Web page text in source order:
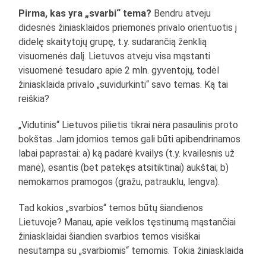
Pirma, kas yra „svarbi“ tema? Bendru atveju
didesnės žiniasklaidos priemonės privalo orientuotis į
didelę skaitytojų grupę, t.y. sudarančią ženklią
visuomenės dalį. Lietuvos atveju visa mąstanti
visuomenė tesudaro apie 2 mln. gyventojų, todėl
žiniasklaida privalo „suvidurkinti“ savo temas. Ką tai
reiškia?
„Vidutinis“ Lietuvos pilietis tikrai nėra pasaulinis proto
bokštas. Jam įdomios temos gali būti apibendrinamos
labai paprastai: a) ką padarė kvailys (t.y. kvailesnis už
manė), esantis (bet patekęs atsitiktinai) aukštai; b)
nemokamos pramogos (gražu, patrauklu, lengva).
Tad kokios „svarbios“ temos būtų šiandienos
Lietuvoje? Manau, apie veiklos tęstinumą mąstančiai
žiniasklaidai šiandien svarbios temos visiškai
nesutampa su „svarbiomis“ temomis. Tokia žiniasklaida